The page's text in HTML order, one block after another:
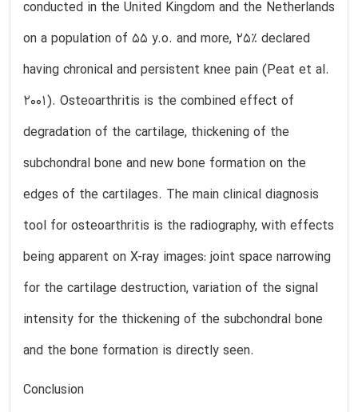
conducted in the United Kingdom and the Netherlands
on a population of 55 y.o. and more, 25% declared
having chronical and persistent knee pain (Peat et al.
2001). Osteoarthritis is the combined effect of
degradation of the cartilage, thickening of the
subchondral bone and new bone formation on the
edges of the cartilages. The main clinical diagnosis
tool for osteoarthritis is the radiography, with effects
being apparent on X-ray images: joint space narrowing
for the cartilage destruction, variation of the signal
intensity for the thickening of the subchondral bone
and the bone formation is directly seen.
Conclusion